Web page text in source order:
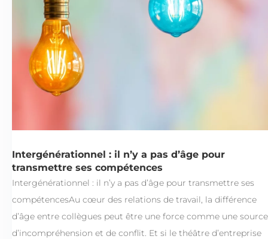
Intergénérationnel : il n’y a pas d’âge pour
transmettre ses compétences
Intergénérationnel : il n’y a pas d’âge pour transmettre ses
compétencesAu cœur des relations de travail, la différence
d’âge entre collègues peut être une force comme une source
d’incompréhension et de conflit. Et si le théâtre d’entreprise